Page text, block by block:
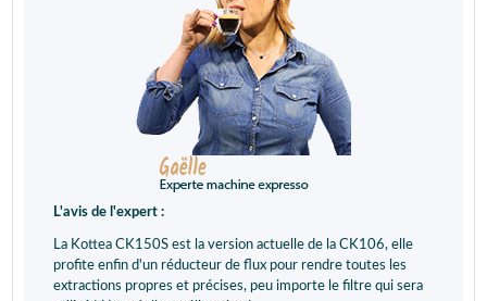
L'avis de l'expert :
La Kottea CK150S est la version actuelle de la CK106, elle
profite enfin d'un réducteur de flux pour rendre toutes les
extractions propres et précises, peu importe le filtre qui sera